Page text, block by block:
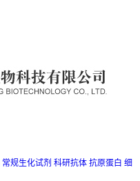
常规生化试剂 科研抗体 抗原蛋白 细